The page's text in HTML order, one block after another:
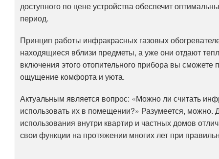
доступного по цене устройства обеспечит
период.
Принцип работы инфракрасных газовых
находящиеся вблизи предметы, а уже они отдают
включения этого отопительного прибора вы
ощущение комфорта и уюта.
Актуальным является вопрос: «Можно ли считать
использовать их в помещении?» Разумеется,
использования внутри квартир и частных домов
свои функции на протяжении многих лет при